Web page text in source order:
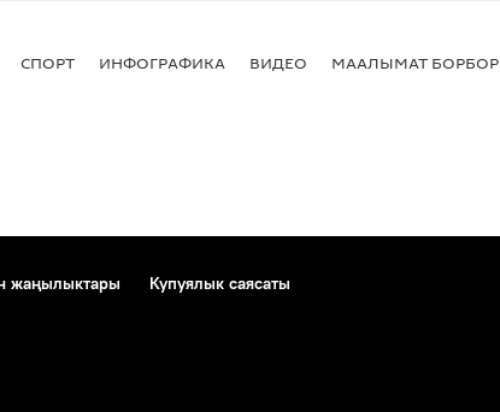
СПОРТ ИНФОГРАФИКА ВИДЕО МААЛЫМАТ БОРБОР
жаңылыктары
Купуялык саясаты